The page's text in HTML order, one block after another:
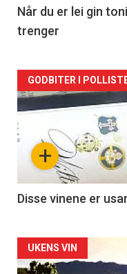
2
Når du er lei gin
trenger
Forsiden
akkurat
nå
3
+
GODBITER I
Disse vinene er
Forsiden
UKENS VIN